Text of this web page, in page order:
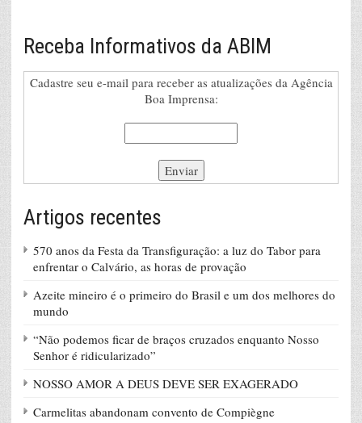
Receba Informativos da ABIM
Cadastre seu e-mail para receber as atualizações da Agência
Boa Imprensa:
Artigos recentes
570 anos da Festa da Transfiguração: a luz do Tabor para
enfrentar o Calvário, as horas de provação
Azeite mineiro é o primeiro do Brasil e um dos melhores do
mundo
“Não podemos ficar de braços cruzados enquanto Nosso
Senhor é ridicularizado”
NOSSO AMOR A DEUS DEVE SER EXAGERADO
Carmelitas abandonam convento de Compiègne